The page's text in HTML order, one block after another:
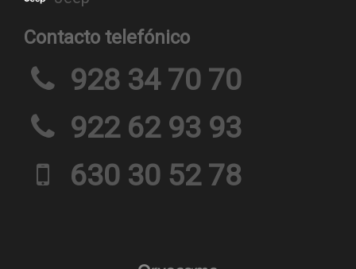
Contacto telefónico
928 34 70 70
922 62 93 93
630 30 52 78